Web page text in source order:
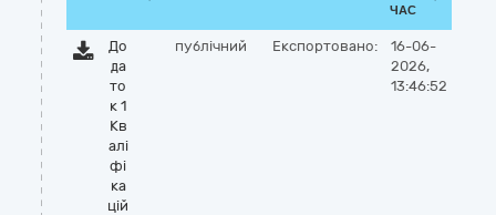
ЧАС
До
да
то
к 1
Кв
алі
фі
ка
цій
публічний Експортовано:
16-06-
2026,
13:46:52